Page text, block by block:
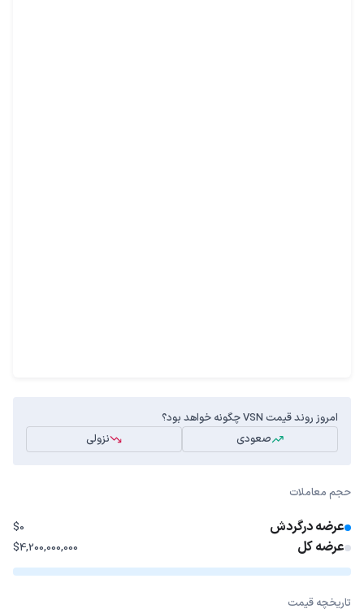
امروز روند قیمت VSN چگونه خواهد بود؟
صعودی
نزولی
حجم معاملات
عرضه درگردش $0
عرضه کل $4,200,000,000
تاریخچه قیمت